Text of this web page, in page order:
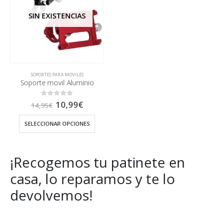
SIN EXISTENCIAS
SOPORTES PARA MOVILES
Soporte movil Aluminio
out of 5
14,95€ El
precio
original
era:
14,95€.
10,99€El
precio
actual
es:
10,99€.
SELECCIONAR OPCIONES
¡Recogemos tu patinete en
casa, lo reparamos y te lo
devolvemos!